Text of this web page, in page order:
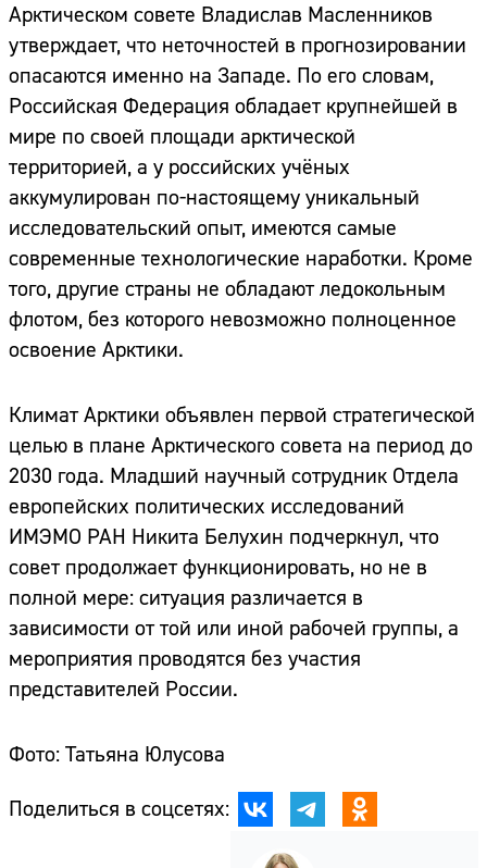
Арктическом совете Владислав Масленников
утверждает, что неточностей в прогнозировании
опасаются именно на Западе. По его словам,
Российская Федерация обладает крупнейшей в
мире по своей площади арктической
территорией, а у российских учёных
аккумулирован по-настоящему уникальный
исследовательский опыт, имеются самые
современные технологические наработки. Кроме
того, другие страны не обладают ледокольным
флотом, без которого невозможно полноценное
освоение Арктики.
Климат Арктики объявлен первой стратегической
целью в плане Арктического совета на период до
2030 года. Младший научный сотрудник Отдела
европейских политических исследований
ИМЭМО РАН Никита Белухин подчеркнул, что
совет продолжает функционировать, но не в
полной мере: ситуация различается в
зависимости от той или иной рабочей группы, а
мероприятия проводятся без участия
представителей России.
Фото: Татьяна Юлусова
Поделиться в соцсетях: